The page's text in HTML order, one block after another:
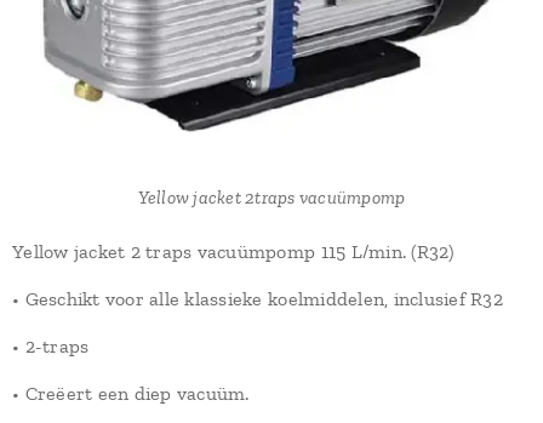
Yellow jacket 2traps vacuümpomp
Yellow jacket 2 traps vacuümpomp 115 L/min. (R32)
• Geschikt voor alle klassieke koelmiddelen, inclusief R32
• 2-traps
• Creëert een diep vacuüm.